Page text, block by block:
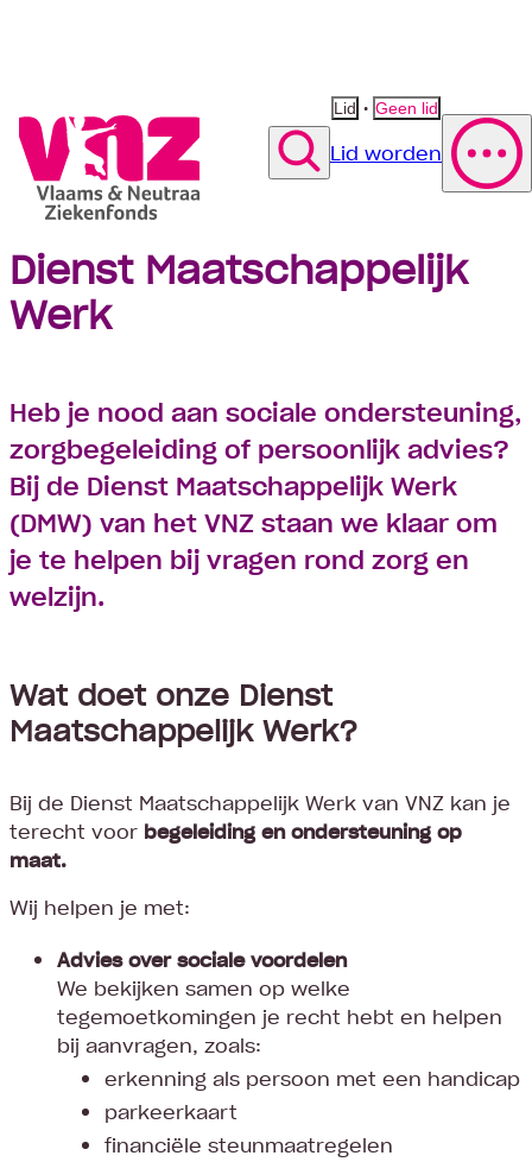
Lid • Geen lid
Lid worden
Polis wijzigen Suggestie Vergoeding fysiotherapie Suggestie
Contact opnemen
Dienst Maatschappelijk
Werk
Heb je nood aan sociale ondersteuning,
zorgbegeleiding of persoonlijk advies?
Bij de Dienst Maatschappelijk Werk
(DMW) van het VNZ staan we klaar om
je te helpen bij vragen rond zorg en
welzijn.
Wat doet onze Dienst
Maatschappelijk Werk?
Bij de Dienst Maatschappelijk Werk van VNZ kan je
terecht voor begeleiding en ondersteuning op
maat.
Wij helpen je met:
Advies over sociale voordelen
We bekijken samen op welke
tegemoetkomingen je recht hebt en helpen
bij aanvragen, zoals:
erkenning als persoon met een handicap
parkeerkaart
financiële steunmaatregelen